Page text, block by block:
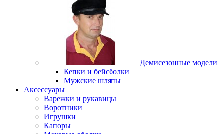
Демисезонные модели
Кепки и бейсболки
Мужские шляпы
Аксессуары
Варежки и рукавицы
Воротники
Игрушки
Капоры